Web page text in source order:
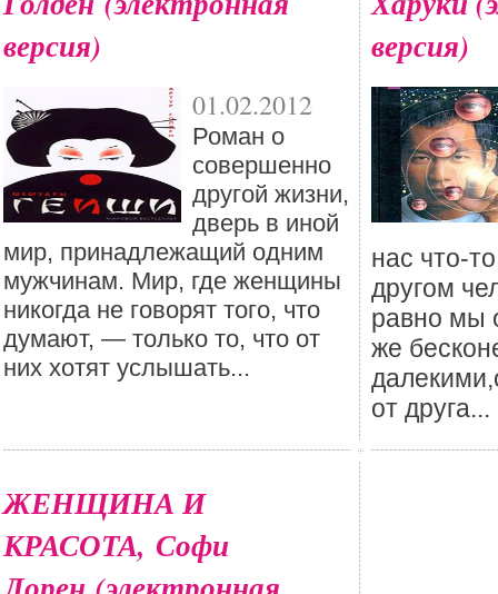
версия)
01.02.2012
Роман о
совершенно
другой жизни,
дверь в иной
мир, принадлежащий одним
мужчинам. Мир, где женщины
никогда не говорят того, что
думают, — только то, что от
них хотят услышать...
версия)
нас что-
другом
равно мы
же
от друга...
ЖЕНЩИНА И
КРАСОТА, Софи